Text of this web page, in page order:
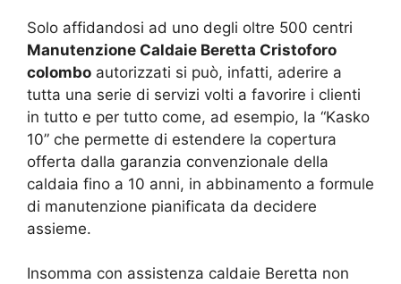
Solo affidandosi ad uno degli oltre 500 centri
Manutenzione Caldaie Beretta Cristoforo
colombo autorizzati si può, infatti, aderire a
tutta una serie di servizi volti a favorire i clienti
in tutto e per tutto come, ad esempio, la “Kasko
10” che permette di estendere la copertura
offerta dalla garanzia convenzionale della
caldaia fino a 10 anni, in abbinamento a formule
di manutenzione pianificata da decidere
assieme.
Insomma con assistenza caldaie Beretta non